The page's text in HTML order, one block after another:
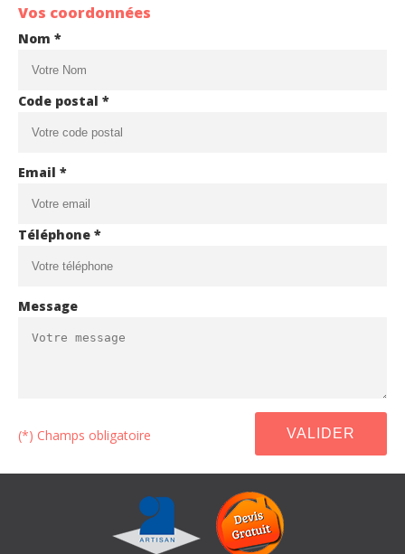
Vos coordonnées
Nom *
Code postal *
Email *
Téléphone *
Message
(*) Champs obligatoire